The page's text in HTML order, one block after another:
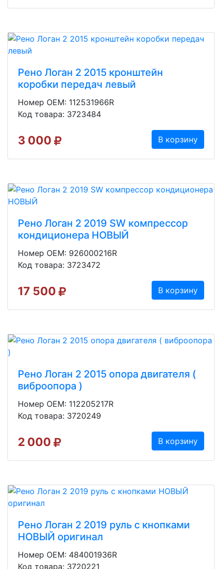
Рено Логан 2 2015 кронштейн
коробки передач левый
Номер OEM: 112531966R
Код товара: 3723484
3 000 В корзину
Рено Логан 2 2019 SW компрессор
кондиционера НОВЫЙ
Номер OEM: 926000216R
Код товара: 3723472
17 500 В корзину
Рено Логан 2 2015 опора двигателя (
вибpоoпopа )
Номер OEM: 112205217R
Код товара: 3720249
2 000 В корзину
Рено Логан 2 2019 руль с кнопками
НОВЫЙ оригинал
Номер OEM: 484001936R
Код товара: 3720221